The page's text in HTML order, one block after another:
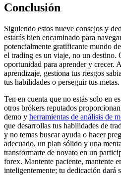
Conclusión
Siguiendo estos nueve consejos y
estarás bien encaminado para
potencialmente gratificante mundo
el trading es un viaje, no un destino.
oportunidad para aprender y crecer.
aprendizaje, gestiona tus riesgos
tus habilidades o perseguir tus metas.
Ten en cuenta que no estás solo en
otros brókers reputados
demo y herramientas de análisis de
que desarrollas tus habilidades de
y no temas buscar ayuda o hacer
adecuado, un plan sólido y una
transformarte de novato en un
forex. Mantente paciente, mantente
inteligentemente; tu dedicación dará